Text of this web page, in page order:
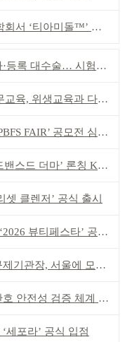
아미돌™’ 임상 근거 공유
수술… 시험자료 공용 허용
육, 위생교육과 다르다”
FAIR’ 공모전 심사 성료
더마’ 론칭 K더마 육성 박차
셋 클렌저’ 공식 출시
뷰티페스타’ 공동 주최
관장, 서울에 모인다
안전성 검증 체계 구축
세포라’ 공식 입점